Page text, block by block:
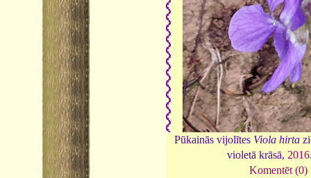
Pūkainās vijolītes Viola hirta
violetā krāsā, 2016
Komentēt (0)